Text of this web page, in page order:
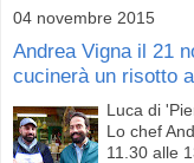
04 novembre 2015
Andrea Vigna il 21
cucinerà un risotto
Luca di
Lo chef
11.30 alle